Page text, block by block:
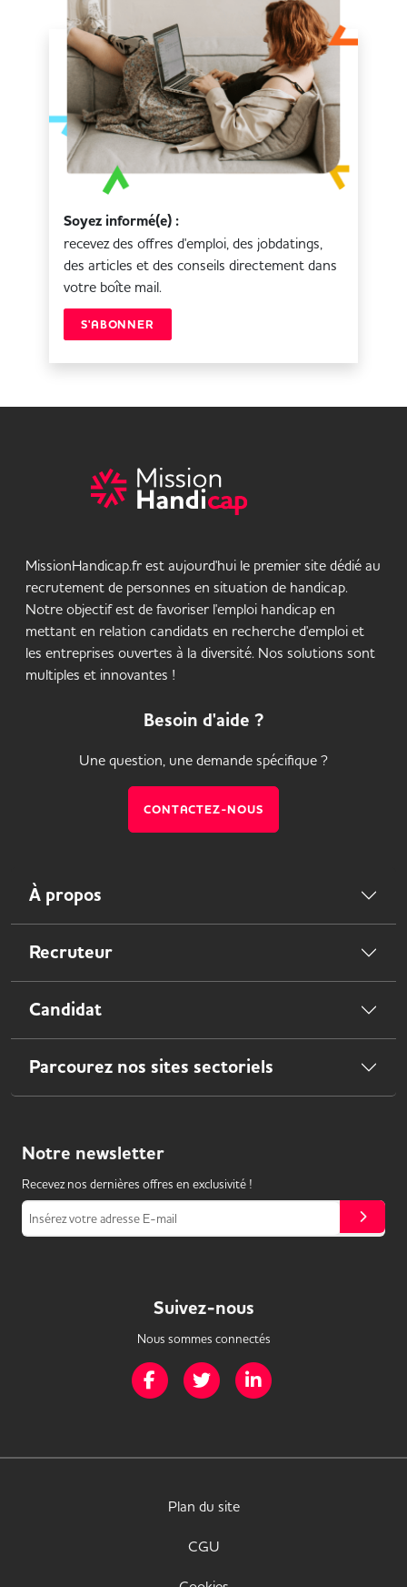
Soyez informé(e) :
recevez des offres d'emploi, des jobdatings,
des articles et des conseils directement dans
votre boîte mail.
S'ABONNER
MissionHandicap.fr est aujourd'hui le premier site dédié au
recrutement de personnes en situation de handicap.
Notre objectif est de favoriser l'emploi handicap en
mettant en relation candidats en recherche d'emploi et
les entreprises ouvertes à la diversité. Nos solutions sont
multiples et innovantes !
Besoin d'aide ?
Une question, une demande spécifique ?
CONTACTEZ-NOUS
À propos
Recruteur
Candidat
Parcourez nos sites sectoriels
Notre newsletter
Recevez nos dernières offres en exclusivité !
Insérez votre adresse E-mail
Suivez-nous
Nous sommes connectés
Page Facebook de Mission Handicap
Page Twitter de Mission Handicap
Plan du site
CGU